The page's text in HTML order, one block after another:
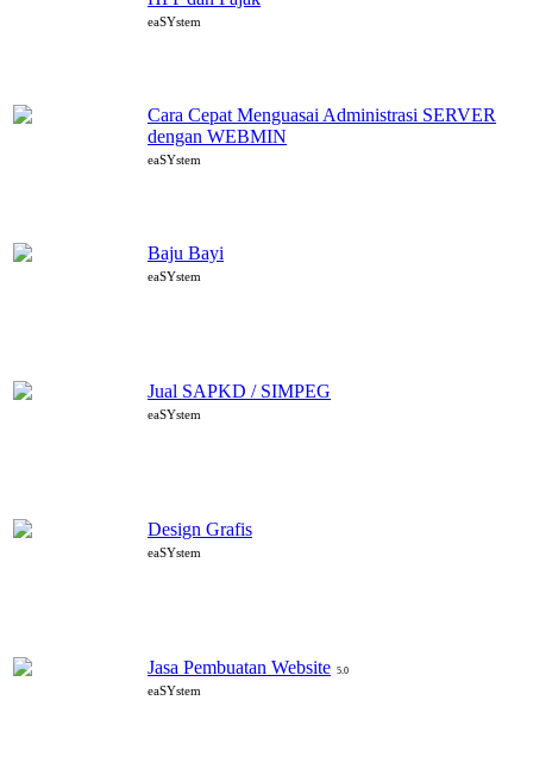
eaSYstem
Cara Cepat Menguasai Administrasi SERVER
dengan WEBMIN
eaSYstem
Baju Bayi
eaSYstem
Jual SAPKD / SIMPEG
eaSYstem
Design Grafis
eaSYstem
Jasa Pembuatan Website 5.0
eaSYstem